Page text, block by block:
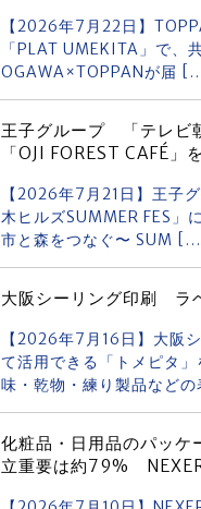
【2026年7月22日】
「PLAT UMEKITA」で、
OGAWA×TOPPANが届
王子グループ 「テレビ
「OJI FOREST CAFÉ」
【2026年7月21日】王子
木ヒルズSUMMER FES」
市と森をつなぐ〜 SUM […]
大阪シーリング印刷 ラ
【2026年7月16日】大阪
て活用できる「トメピタ
味・乾物・練り製品など
化粧品・日用品のパッ
立重要は約79%